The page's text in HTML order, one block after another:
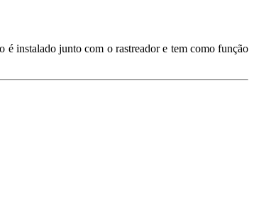
é instalado junto com o rastreador e tem como função